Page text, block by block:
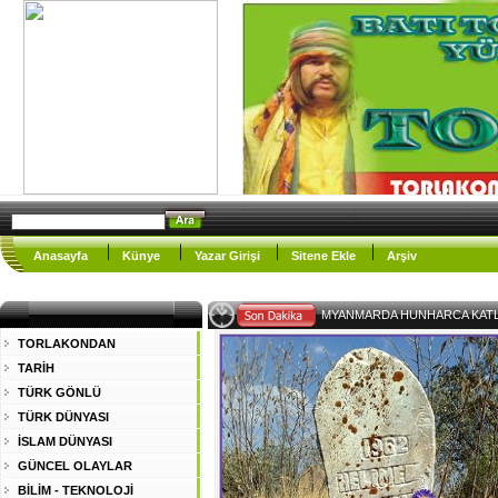
Anasayfa Künye Yazar Girişi Sitene Ekle Arşiv
TORLAKONDAN
TARİH
TÜRK GÖNLÜ
TÜRK DÜNYASI
İSLAM DÜNYASI
GÜNCEL OLAYLAR
BİLİM - TEKNOLOJİ
EY MÜSL_